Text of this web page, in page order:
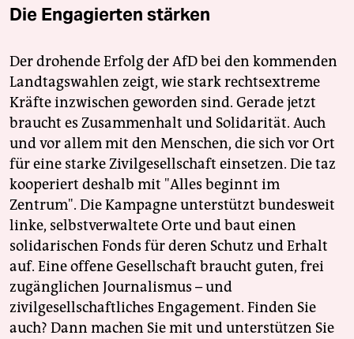
Die Engagierten stärken
Der drohende Erfolg der AfD bei den kommenden
Landtagswahlen zeigt, wie stark rechtsextreme
Kräfte inzwischen geworden sind. Gerade jetzt
braucht es Zusammenhalt und Solidarität. Auch
und vor allem mit den Menschen, die sich vor Ort
für eine starke Zivilgesellschaft einsetzen. Die taz
kooperiert deshalb mit "Alles beginnt im
Zentrum". Die Kampagne unterstützt bundesweit
linke, selbstverwaltete Orte und baut einen
solidarischen Fonds für deren Schutz und Erhalt
auf. Eine offene Gesellschaft braucht guten, frei
zugänglichen Journalismus – und
zivilgesellschaftliches Engagement. Finden Sie
auch? Dann machen Sie mit und unterstützen Sie